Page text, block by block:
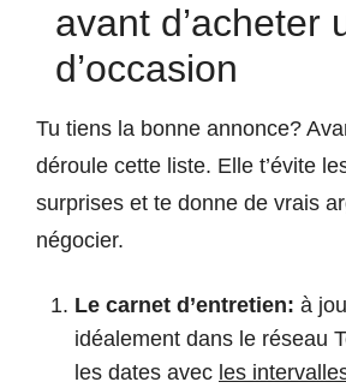
avant d’acheter
d’occasion
Tu tiens la bonne annonce?
déroule cette liste. Elle t’évite
surprises et te donne de vrais
négocier.
Le carnet d’entretien: à
idéalement dans le réseau
les dates avec les